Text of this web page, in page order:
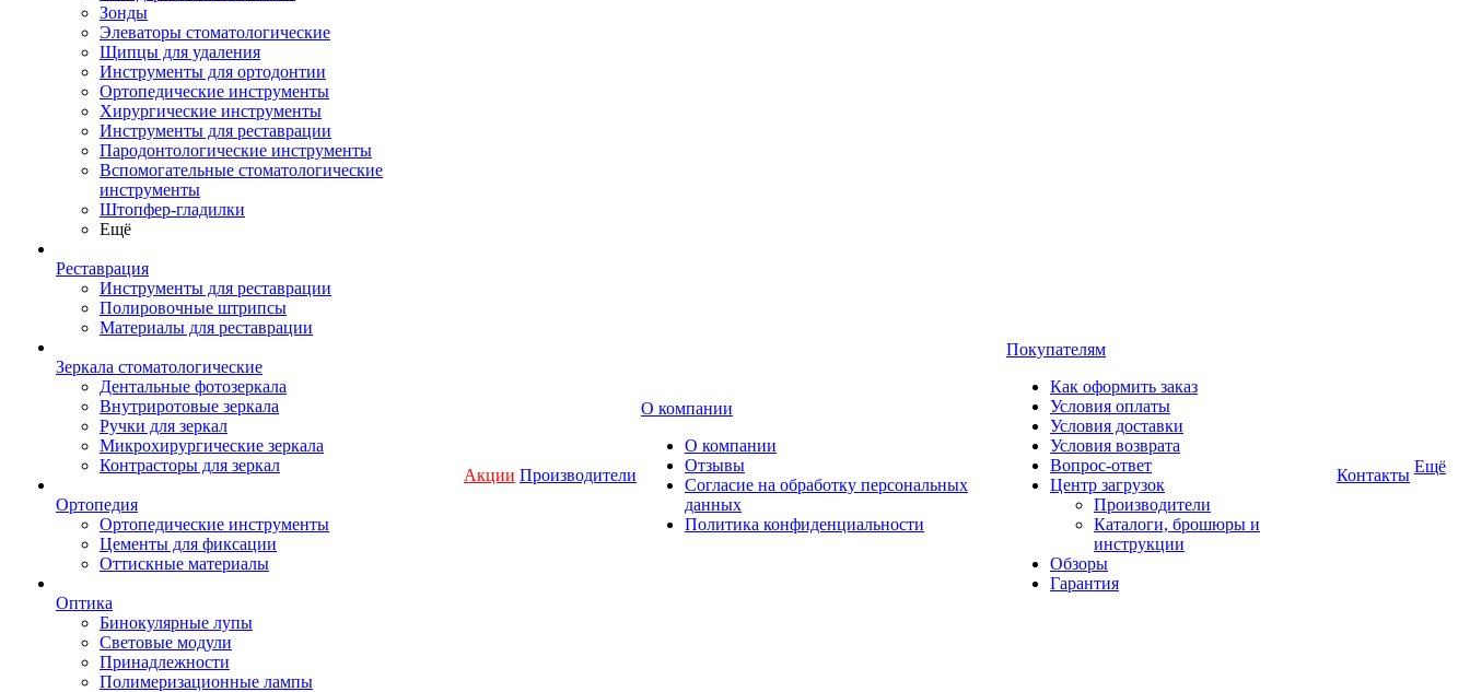
Зонды
Элеваторы стоматологические
Щипцы для удаления
Инструменты для ортодонтии
Ортопедические инструменты
Хирургические инструменты
Инструменты для реставрации
Пародонтологические инструменты
Вспомогательные стоматологические
инструменты
Штопфер-гладилки
Ещё
Реставрация
Инструменты для реставрации
Полировочные штрипсы
Материалы для реставрации
Зеркала стоматологические
Дентальные фотозеркала
Внутриротовые зеркала
Ручки для зеркал
Микрохирургические зеркала
Контрасторы для зеркал
Ортопедия
Ортопедические инструменты
Цементы для фиксации
Оттискные материалы
Оптика
Бинокулярные лупы
Световые модули
Принадлежности
Полимеризационные лампы
Акции Производители
О компании
О компании
Отзывы
Согласие на обработку персональных
данных
Политика конфиденциальности
Покупателям
Как оформить заказ
Условия оплаты
Условия доставки
Условия возврата
Вопрос-ответ
Центр загрузок
Производители
Каталоги, брошюры и
инструкции
Обзоры
Гарантия
Контакты Ещё